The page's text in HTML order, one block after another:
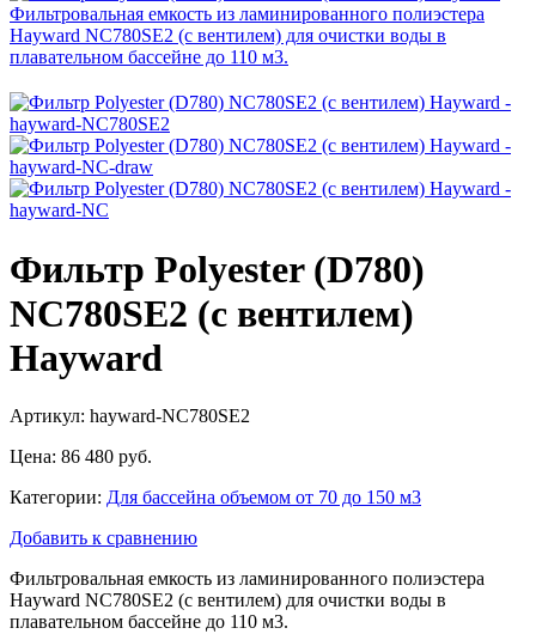
Фильтр Polyester (D780)
NC780SE2 (с вентилем)
Hayward
Артикул: hayward-NC780SE2
Цена: 86 480 руб.
Категории: Для бассейна объемом от 70 до 150 м3
Добавить к сравнению
Фильтровальная емкость из ламинированного полиэстера
Hayward NC780SE2 (с вентилем) для очистки воды в
плавательном бассейне до 110 м3.